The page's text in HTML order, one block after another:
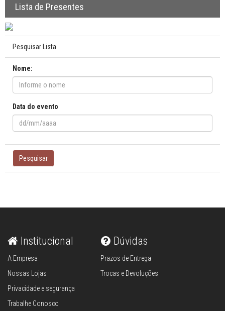
Lista de Presentes
Pesquisar Lista
Nome:
Data do evento
Pesquisar
Institucional
A Empresa
Nossas Lojas
Privacidade e segurança
Trabalhe Conosco
Dúvidas
Prazos de Entrega
Trocas e Devoluções